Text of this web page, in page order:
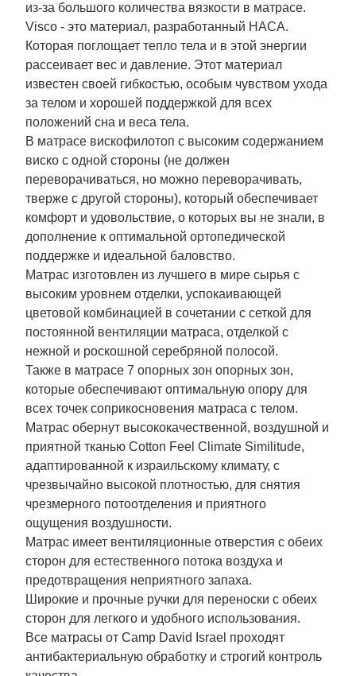
из-за большого количества вязкости в матрасе.
Visco - это материал, разработанный НАСА.
Которая поглощает тепло тела и в этой энергии
рассеивает вес и давление. Этот материал
известен своей гибкостью, особым чувством ухода
за телом и хорошей поддержкой для всех
положений сна и веса тела.
В матрасе вискофилотоп с высоким содержанием
виско с одной стороны (не должен
переворачиваться, но можно переворачивать,
тверже с другой стороны), который обеспечивает
комфорт и удовольствие, о которых вы не знали, в
дополнение к оптимальной ортопедической
поддержке и идеальной баловство.
Матрас изготовлен из лучшего в мире сырья с
высоким уровнем отделки, успокаивающей
цветовой комбинацией в сочетании с сеткой для
постоянной вентиляции матраса, отделкой с
нежной и роскошной серебряной полосой.
Также в матрасе 7 опорных зон опорных зон,
которые обеспечивают оптимальную опору для
всех точек соприкосновения матраса с телом.
Матрас обернут высококачественной, воздушной и
приятной тканью Cotton Feel Climate Similitude,
адаптированной к израильскому климату, с
чрезвычайно высокой плотностью, для снятия
чрезмерного потоотделения и приятного
ощущения воздушности.
Матрас имеет вентиляционные отверстия с обеих
сторон для естественного потока воздуха и
предотвращения неприятного запаха.
Широкие и прочные ручки для переноски с обеих
сторон для легкого и удобного использования.
Все матрасы от Camp David Israel проходят
антибактериальную обработку и строгий контроль